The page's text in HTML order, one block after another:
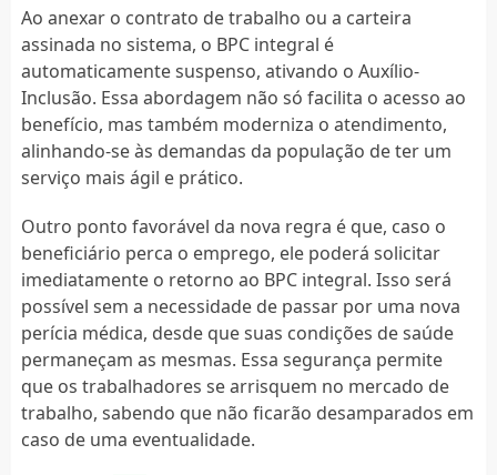
Ao anexar o contrato de trabalho ou a carteira
assinada no sistema, o BPC integral é
automaticamente suspenso, ativando o Auxílio-
Inclusão. Essa abordagem não só facilita o acesso ao
benefício, mas também moderniza o atendimento,
alinhando-se às demandas da população de ter um
serviço mais ágil e prático.
Outro ponto favorável da nova regra é que, caso o
beneficiário perca o emprego, ele poderá solicitar
imediatamente o retorno ao BPC integral. Isso será
possível sem a necessidade de passar por uma nova
perícia médica, desde que suas condições de saúde
permaneçam as mesmas. Essa segurança permite
que os trabalhadores se arrisquem no mercado de
trabalho, sabendo que não ficarão desamparados em
caso de uma eventualidade.